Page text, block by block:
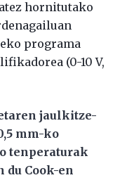
hornitutako
programa
(0-10 V,
jaulkitze-
mm-ko
tenperaturak
Cook-en